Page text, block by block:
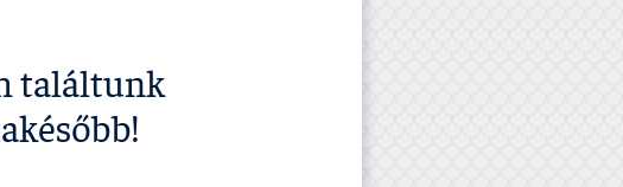
találtunk